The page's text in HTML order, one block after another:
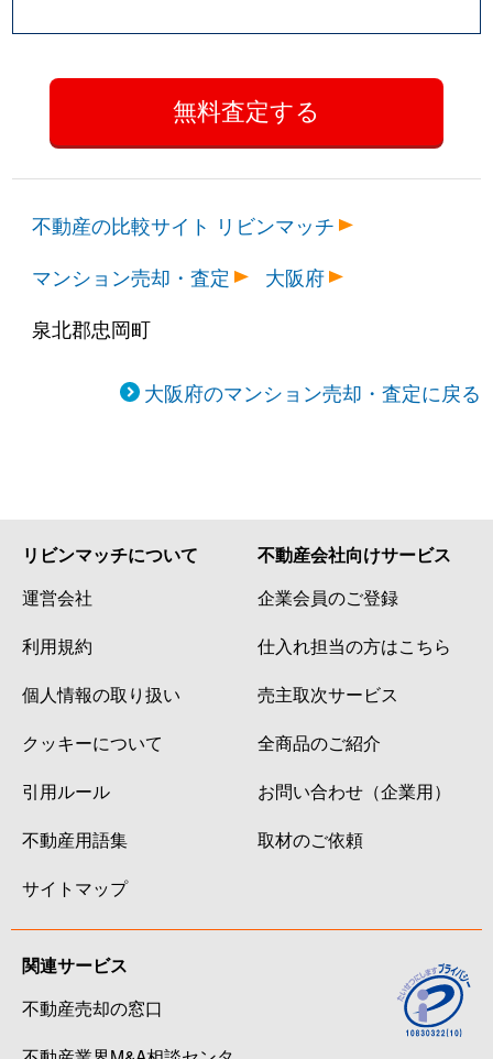
不動産の比較サイト リビンマッチ
マンション売却・査定
大阪府
泉北郡忠岡町
大阪府のマンション売却・査定に戻る
リビンマッチについて
運営会社
利用規約
個人情報の取り扱い
クッキーについて
引用ルール
不動産用語集
サイトマップ
不動産会社向けサービス
企業会員のご登録
仕入れ担当の方はこちら
売主取次サービス
全商品のご紹介
お問い合わせ（企業用）
取材のご依頼
関連サービス
不動産売却の窓口